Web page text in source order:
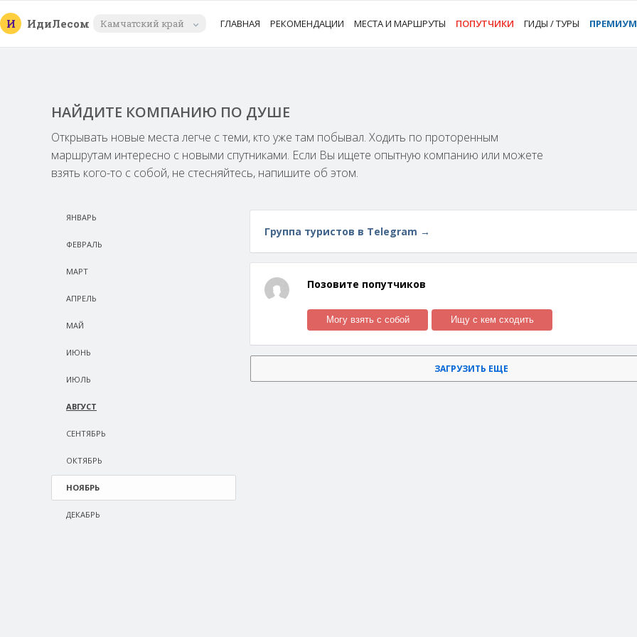
И ИдиЛесом Камчатский край ГЛАВНАЯ РЕКОМЕНДАЦИИ МЕСТА И МАРШРУТЫ ПОПУТЧИКИ ГИДЫ / ТУРЫ ПРЕМИУМ
НАЙДИТЕ КОМПАНИЮ ПО ДУШЕ
Открывать новые места легче с теми, кто уже там побывал. Ходить по проторенным
маршрутам интересно с новыми спутниками. Если Вы ищете опытную компанию или можете
взять кого-то с собой, не стесняйтесь, напишите об этом.
ЯНВАРЬ
ФЕВРАЛЬ
МАРТ
АПРЕЛЬ
МАЙ
ИЮНЬ
ИЮЛЬ
АВГУСТ
СEНТЯБРЬ
ОКТЯБРЬ
НОЯБРЬ
ДЕКАБРЬ
Группа туристов в Telegram →
Позовите попутчиков
Могу взять с собой Ищу с кем сходить
ЗАГРУЗИТЬ ЕЩЕ